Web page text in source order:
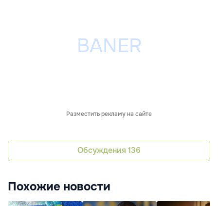
Разместить рекламу на сайте
Обсуждения 136
Похожие новости